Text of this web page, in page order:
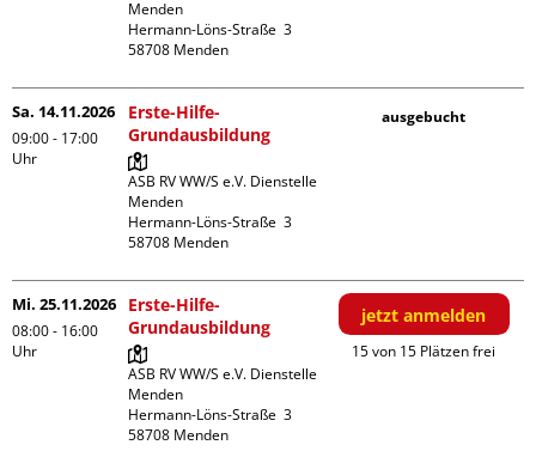
Menden
Hermann-Löns-Straße  3
Sa. 14.11.2026
09:00 - 17:00
Uhr
Erste-Hilfe-
Grundausbildung
ASB RV WW/S e.V. Dienstelle
Menden
Hermann-Löns-Straße  3
ausgebucht
Mi. 25.11.2026
08:00 - 16:00
Uhr
Erste-Hilfe-
Grundausbildung
ASB RV WW/S e.V. Dienstelle
Menden
Hermann-Löns-Straße  3
jetzt anmelden
15 von 15 Plätzen frei